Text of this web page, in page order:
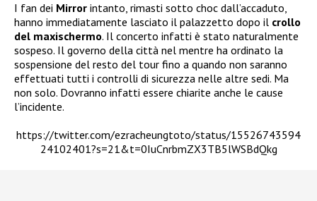
I fan dei Mirror intanto, rimasti sotto choc dall’accaduto,
hanno immediatamente lasciato il palazzetto dopo il crollo
del maxischermo. Il concerto infatti è stato naturalmente
sospeso. Il governo della città nel mentre ha ordinato la
sospensione del resto del tour fino a quando non saranno
effettuati tutti i controlli di sicurezza nelle altre sedi. Ma
non solo. Dovranno infatti essere chiarite anche le cause
l’incidente.
https://twitter.com/ezracheungtoto/status/15526743594
24102401?s=21&t=0IuCnrbmZX3TB5lWSBdQkg